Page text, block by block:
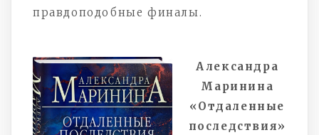
правдоподобные финалы.
Александра
Маринина
«Отдаленные
последствия»